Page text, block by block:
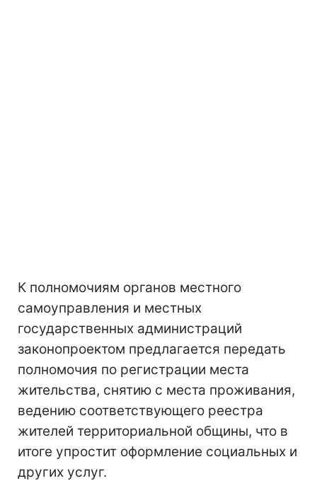
К полномочиям органов местного
самоуправления и местных
государственных администраций
законопроектом предлагается передать
полномочия по регистрации места
жительства, снятию с места проживания,
ведению соответствующего реестра
жителей территориальной общины, что в
итоге упростит оформление социальных и
других услуг.